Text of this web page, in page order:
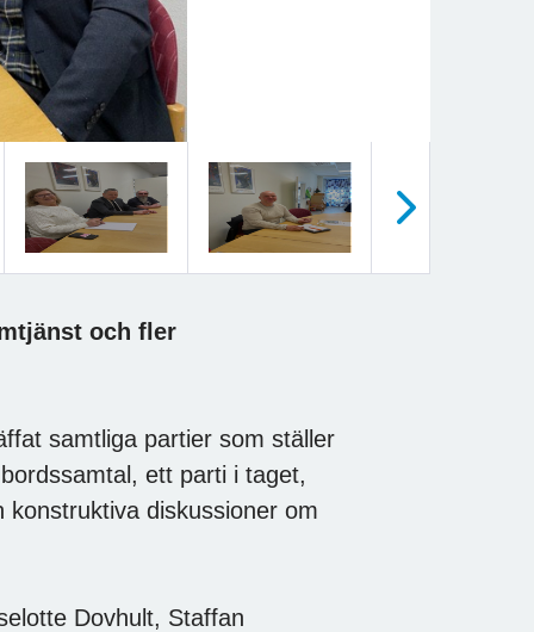
och fler
samtliga partier som ställer
ett parti i taget,
diskussioner om
Dovhult, Staffan